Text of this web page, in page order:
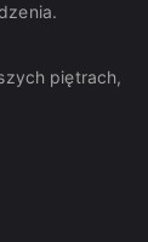
piętrach,